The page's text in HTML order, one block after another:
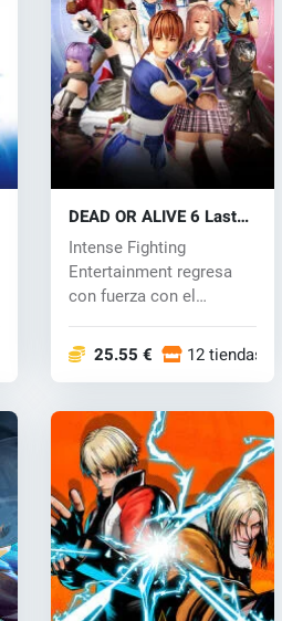
DEAD OR ALIVE 6 Last
Round (PC) key
Intense Fighting
Entertainment regresa
con fuerza con el
25.55 € 12 tiendas